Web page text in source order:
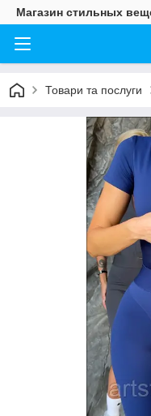
Магазин стильных
Товари та послуги